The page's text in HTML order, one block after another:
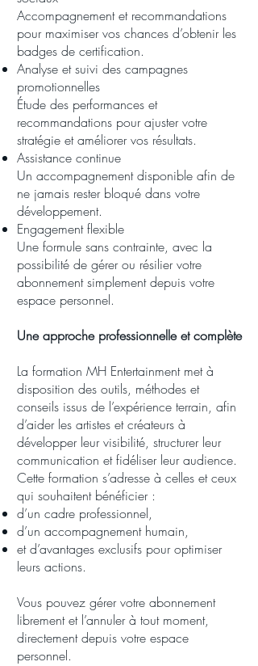
Accompagnement et recommandations
pour maximiser vos chances d’obtenir les
badges de certification.
Analyse et suivi des campagnes
promotionnelles
Étude des performances et
recommandations pour ajuster votre
stratégie et améliorer vos résultats.
Assistance continue
Un accompagnement disponible afin de
ne jamais rester bloqué dans votre
développement.
Engagement flexible
Une formule sans contrainte, avec la
possibilité de gérer ou résilier votre
abonnement simplement depuis votre
espace personnel.
Une approche professionnelle et complète
La formation MH Entertainment met à
disposition des outils, méthodes et
conseils issus de l’expérience terrain, afin
d’aider les artistes et créateurs à
développer leur visibilité, structurer leur
communication et fidéliser leur audience.
Cette formation s’adresse à celles et ceux
qui souhaitent bénéficier :
d’un cadre professionnel,
d’un accompagnement humain,
et d’avantages exclusifs pour optimiser
leurs actions.
Vous pouvez gérer votre abonnement
librement et l’annuler à tout moment,
directement depuis votre espace
personnel.